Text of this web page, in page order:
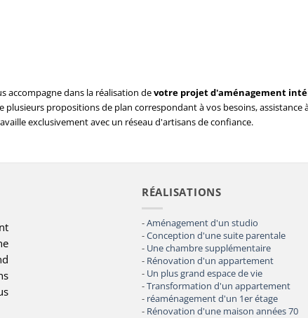
accompagne dans la réalisation devotre projet d'aménagement
propositions de plan correspondant à vos besoins, assistance
exclusivement avec un réseau d'artisans de confiance.
RÉALISATIONS
-Aménagement d'un studio
-Conception d'une suite parentale
- Une chambre supplémentaire
- Rénovation d'un appartement
- Un plus grand espace de vie
-Transformation d'un appartement
- réaménagement d'un 1er étage
- Rénovation d'une maison années 70